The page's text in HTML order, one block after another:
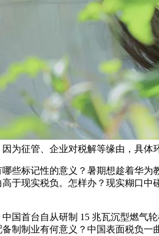
为征管、企业对税解等缘由，具
标记性的意义？暑期想趁着华为
于现实税负。怎样办？现实糊口
首台自从研制 15 兆瓦沉型燃气
制制业有何意义？中国表面税负